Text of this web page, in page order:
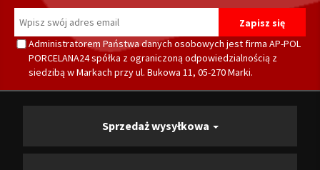
Administratorem Państwa danych osobowych jest firma AP-POL
PORCELANA24 spółka z ograniczoną odpowiedzialnością z
siedzibą w Markach przy ul. Bukowa 11, 05-270 Marki.
Sprzedaż wysyłkowa